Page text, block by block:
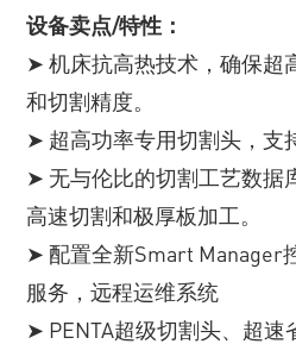
设备卖点/特性：
➤ 机床抗高热技术，确保超
和切割精度。
➤ 超高功率专用切割头，支
➤ 无与伦比的切割工艺数据
高速切割和极厚板加工。
➤ 配置全新Smart Manager
服务，远程运维系统
➤ PENTA超级切割头、超速